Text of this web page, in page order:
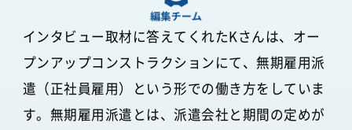
インタビュー取材に答えてくれたKさんは、オー
プンアップコンストラクションにて、無期雇用派
遣（正社員雇用）という形での働き方をしていま
す。無期雇用派遣とは、派遣会社と期間の定めが